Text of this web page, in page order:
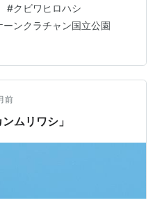
） この日沢山見かけたエボ
迎え 久しぶりのケーンクラ
人ガイドさんに誘われて
」と思いながらも、ケーン
る野生のヒョウを一度は見
#クビワヒロハシ
ーンクラチャン国立公園
前
ムリワシ」